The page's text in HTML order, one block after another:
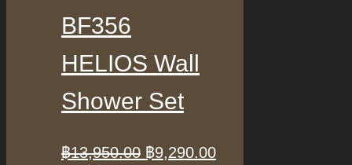
BF356
HELIOS Wall
Shower Set
฿13,950.00 Original
฿9,290.00Current